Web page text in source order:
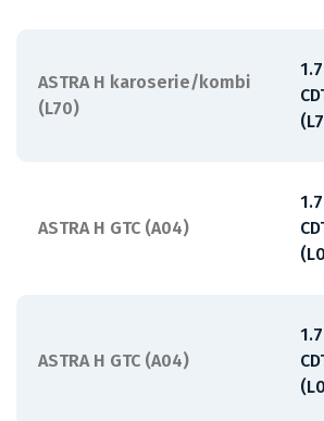
ASTRA H karoserie/kombi
(L70)
1.7
ASTRA H GTC (A04)
1.7
ASTRA H GTC (A04)
1.7